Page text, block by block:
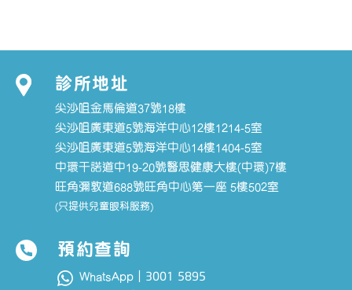
診所地址
尖沙咀金馬倫道37號18樓
尖沙咀廣東道5號海洋中心12樓1214-5室
尖沙咀廣東道5號海洋中心14樓1404-5室
中環干諾道中19-20號醫思健康大樓(中環)7樓
旺角彌敦道688號旺角中心第一座 5樓502室
(只提供兒童眼科服務)
預約查詢
WhatsApp｜ 3001 5895